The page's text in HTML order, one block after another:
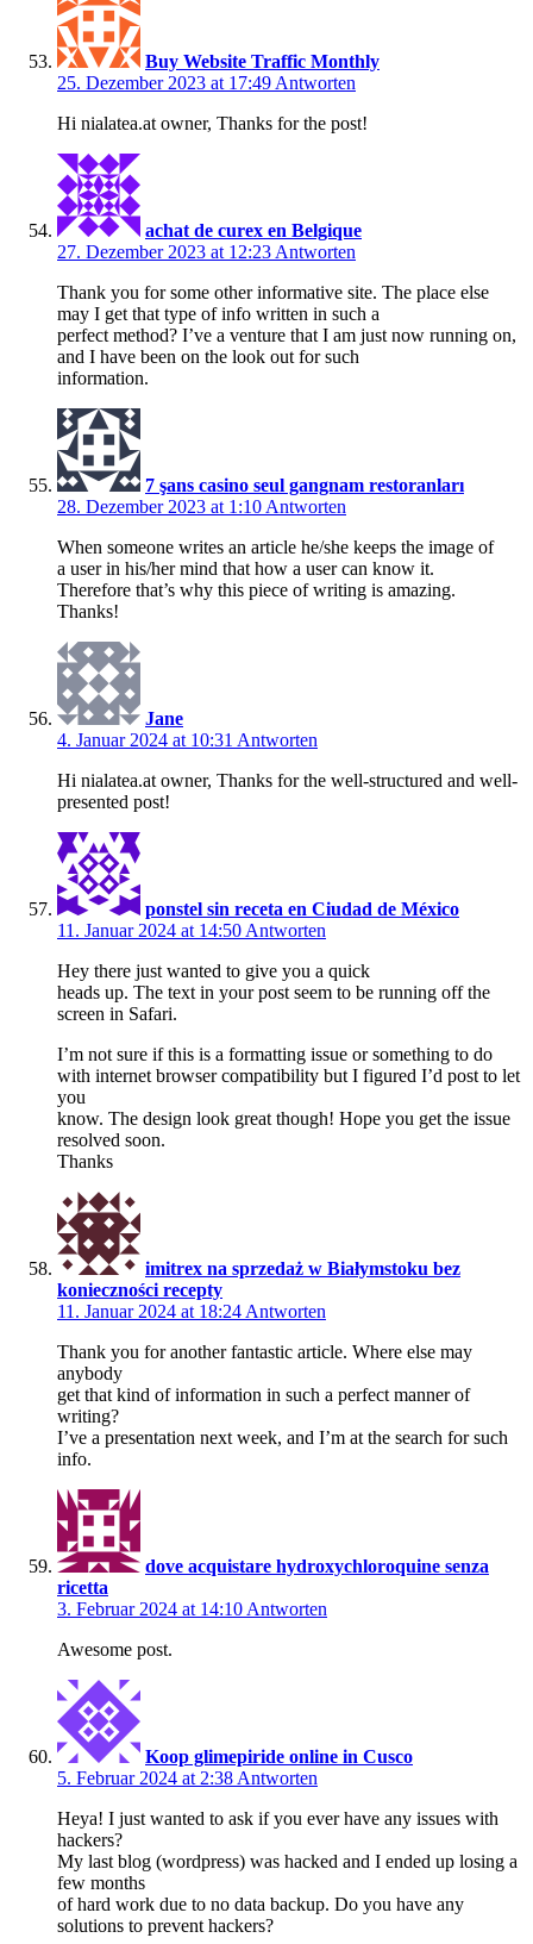
Buy Website Traffic Monthly
25. Dezember 2023 at 17:49Antworten
Hi nialatea.at owner, Thanks for the post!
achat de curex en Belgique
27. Dezember 2023 at 12:23Antworten
Thank you for some other informative site. The place else
may I get that type of info written in such a
perfect method? I’ve a venture that I am just now running on,
and I have been on the look out for such
information.
7 şans casino seul gangnam restoranları
28. Dezember 2023 at 1:10Antworten
When someone writes an article he/she keeps the image of
a user in his/her mind that how a user can know it.
Therefore that’s why this piece of writing is amazing.
Thanks!
Jane
4. Januar 2024 at 10:31 Antworten
Hi nialatea.at owner, Thanks for the well-structured and well-
presented post!
ponstel sin receta en Ciudad de México
11. Januar 2024 at 14:50Antworten
Hey there just wanted to give you a quick
heads up. The text in your post seem to be running off the
screen in Safari.
I’m not sure if this is a formatting issue or something to do
with internet browser compatibility but I figured I’d post to let
you
know. The design look great though! Hope you get the issue
resolved soon.
Thanks
imitrex na sprzedaż w Białymstoku bez
konieczności recepty
11. Januar 2024 at 18:24Antworten
Thank you for another fantastic article. Where else may
anybody
get that kind of information in such a perfect manner of
writing?
I’ve a presentation next week, and I’m at the search for such
info.
dove acquistare hydroxychloroquine senza
ricetta
3. Februar 2024 at 14:10Antworten
Awesome post.
Koop glimepiride online in Cusco
5. Februar 2024 at 2:38Antworten
Heya! I just wanted to ask if you ever have any issues with
hackers?
My last blog (wordpress) was hacked and I ended up losing a
few months
of hard work due to no data backup. Do you have any
solutions to prevent hackers?